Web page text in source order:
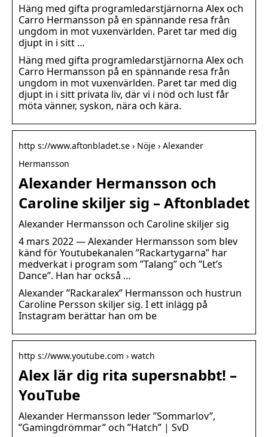
Häng med gifta programledarstjärnorna Alex och
Carro Hermansson på en spännande resa från
ungdom in mot vuxenvärlden. Paret tar med dig
djupt in i sitt …
Häng med gifta programledarstjärnorna Alex och
Carro Hermansson på en spännande resa från
ungdom in mot vuxenvärlden. Paret tar med dig
djupt in i sitt privata liv, där vi i nöd och lust får
möta vänner, syskon, nära och kära.
http s://www.aftonbladet.se › Nöje › Alexander
Hermansson
Alexander Hermansson och
Caroline skiljer sig – Aftonbladet
Alexander Hermansson och Caroline skiljer sig
4 mars 2022 — Alexander Hermansson som blev
känd för Youtubekanalen ”Rackartygarna” har
medverkat i program som ”Talang” och ”Let’s
Dance”. Han har också …
Alexander ”Rackaralex” Hermansson och hustrun
Caroline Persson skiljer sig. I ett inlägg på
Instagram berättar han om be
http s://www.youtube.com › watch
Alex lär dig rita supersnabbt! –
YouTube
Alexander Hermansson leder ”Sommarlov”,
”Gamingdrömmar” och ”Hatch” | SvD